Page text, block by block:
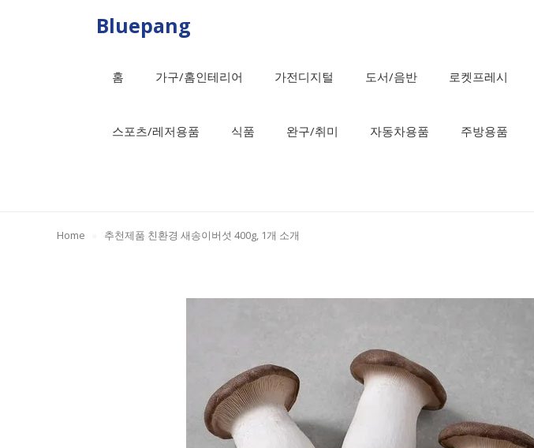
Bluepang
홈 가구/홈인테리어 가전디지털 도서/음반 로켓프레시
스포츠/레저용품 식품 완구/취미 자동차용품 주방용품
Home 추천제품 친환경 새송이버섯 400g, 1개 소개